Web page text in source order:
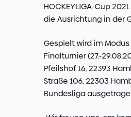
HOCKEYLIGA-Cup
die Ausrichtung in der
Gespielt wird im
Finalturnier (27.-
Pfeilshof 16, 22393
Straße 106, 22303
Bundesliga